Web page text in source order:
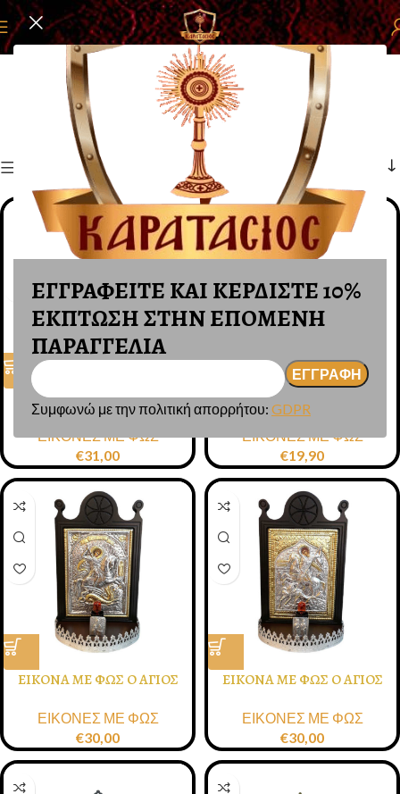
ΕΓΓΡΑΦΕΙΤΕ ΚΑΙ ΚΕΡΔΙΣΤΕ 10%
ΕΚΠΤΩΣΗ ΣΤΗΝ ΕΠΟΜΕΝΗ
ΠΑΡΑΓΓΕΛΙΑ
Συμφωνώ με την πολιτική απορρήτου: GDPR
Αρχική σελίδα ΕΙΚΟΝΕΣ ΕΙΚΟΝΕΣ ΜΕ ΦΩΣ
ΕΙΚΟΝΕΣ ΜΕ ΦΩΣ
ΕΙΚΟΝΑ ΛΕΥΚΗ ΓΩΝΙΑ ΜΕ
ΦΩΣ ΠΑΝΑΓΙΑ/ΙΗΣΟΥΣ
ΧΡΙΣΤΟΣ 11Χ17Χ25
ΕΙΚΟΝΕΣ ΜΕ ΦΩΣ
€31,00
ΕΙΚΟΝΑ ΛΕΥΚΗ ΜΕ ΦΩΣ
ΠΑΝΑΓΙΑ 10X17 EK.
ΕΙΚΟΝΕΣ ΜΕ ΦΩΣ
€19,90
ΕΙΚΟΝΑ ΜΕ ΦΩΣ Ο ΑΓΙΟΣ
ΕΙΚΟΝΕΣ ΜΕ ΦΩΣ
€30,00
ΕΙΚΟΝΑ ΜΕ ΦΩΣ Ο ΑΓΙΟΣ
ΕΙΚΟΝΕΣ ΜΕ ΦΩΣ
€30,00